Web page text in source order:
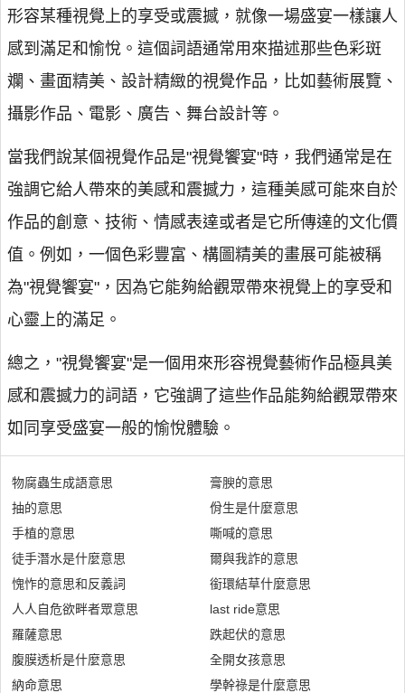
形容某種視覺上的享受或震撼，就像一場盛宴一樣讓人
感到滿足和愉悅。這個詞語通常用來描述那些色彩斑
斕、畫面精美、設計精緻的視覺作品，比如藝術展覽、
攝影作品、電影、廣告、舞台設計等。
當我們說某個視覺作品是"視覺饗宴"時，我們通常是在
強調它給人帶來的美感和震撼力，這種美感可能來自於
作品的創意、技術、情感表達或者是它所傳達的文化價
值。例如，一個色彩豐富、構圖精美的畫展可能被稱
為"視覺饗宴"，因為它能夠給觀眾帶來視覺上的享受和
心靈上的滿足。
總之，"視覺饗宴"是一個用來形容視覺藝術作品極具美
感和震撼力的詞語，它強調了這些作品能夠給觀眾帶來
如同享受盛宴一般的愉悅體驗。
物腐蟲生成語意思
抽的意思
手植的意思
徒手潛水是什麼意思
愧怍的意思和反義詞
人人自危欲畔者眾意思
羅薩意思
腹膜透析是什麼意思
納命意思
膏腴的意思
佾生是什麼意思
嘶喊的意思
爾與我詐的意思
銜環結草什麼意思
last ride意思
跌起伏的意思
全開女孩意思
學幹祿是什麼意思